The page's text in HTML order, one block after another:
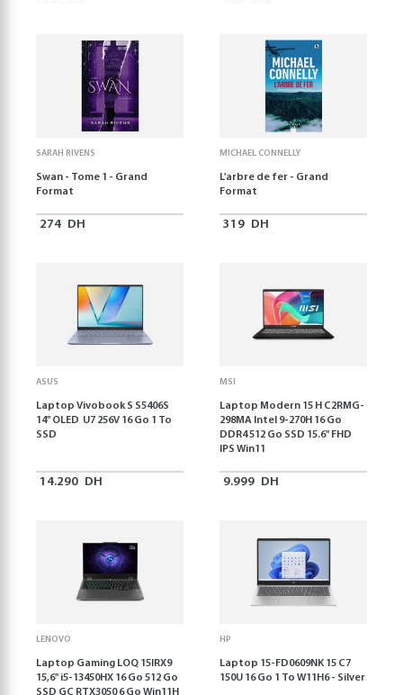
SARAH RIVENS
Swan - Tome 1 - Grand
Format
274 DH
MICHAEL CONNELLY
L'arbre de fer - Grand
Format
319 DH
ASUS
Laptop Vivobook S S5406S
14" OLED U7 256V 16 Go 1 To
SSD
14.290 DH
MSI
Laptop Modern 15 H C2RMG-
298MA Intel 9-270H 16 Go
DDR4 512 Go SSD 15.6" FHD
IPS Win11
9.999 DH
LENOVO
Laptop Gaming LOQ 15IRX9
15,6'' i5-13450HX 16 Go 512 Go
SSD GC RTX3050 6 Go Win11H
HP
Laptop 15-FD0609NK 15 C7
150U 16 Go 1 To W11H6 - Silver